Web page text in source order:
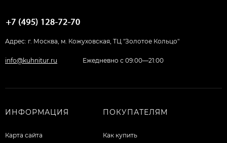
Адрес: г. Москва, м. Кожуховская, ТЦ "Золотое Кольцо"
info@kuhnitur.ru Ежедневно с 09:00—21:00
ИНФОРМАЦИЯ
Карта сайта
ПОКУПАТЕЛЯМ
Как купить